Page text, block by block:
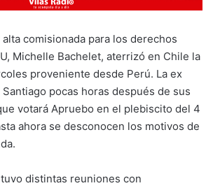
comisionada para los derechos
Michelle Bachelet, aterrizó en Chile la
proveniente desde Perú. La ex
pocas horas después de sus
votará Apruebo en el plebiscito del 4
ahora se desconocen los motivos de
distintas reuniones con